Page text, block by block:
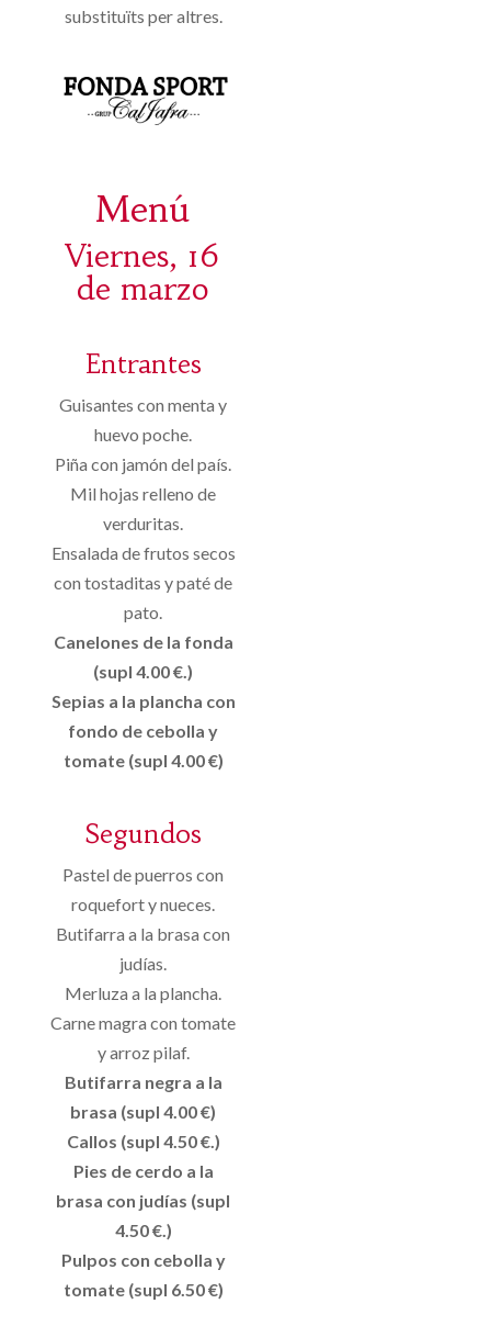
substituïts per altres.
Menú
Viernes, 16
de marzo
Entrantes
Guisantes con menta y
huevo poche.
Piña con jamón del país.
Mil hojas relleno de
verduritas.
Ensalada de frutos secos
con tostaditas y paté de
pato.
Canelones de la fonda
(supl 4.00 €.)
Sepias a la plancha con
fondo de cebolla y
tomate (supl 4.00 €)
Segundos
Pastel de puerros con
roquefort y nueces.
Butifarra a la brasa con
judías.
Merluza a la plancha.
Carne magra con tomate
y arroz pilaf.
Butifarra negra a la
brasa (supl 4.00 €)
Callos (supl 4.50 €.)
Pies de cerdo a la
brasa con judías (supl
4.50 €.)
Pulpos con cebolla y
tomate (supl 6.50 €)